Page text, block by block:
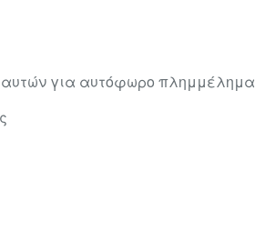
αυτών για αυτόφωρο πλημμέλημα